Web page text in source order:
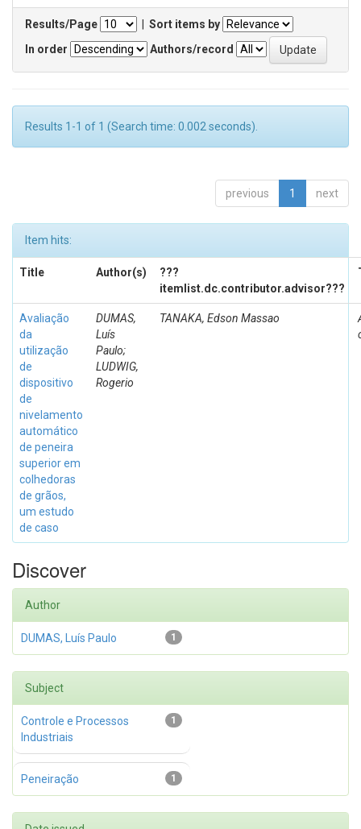
Results/Page
Sort items by
In order
Authors/record
Results 1-1 of 1 (Search time: 0.002 seconds).
previous 1 next
Item hits:
Title Author(s)
???
itemlist.dc.contributor.advisor???
Avaliação
da
utilização
de
dispositivo
de
nivelamento
automático
de peneira
superior em
colhedoras
de grãos,
um estudo
de caso
DUMAS,
Luís
Paulo;
LUDWIG,
Rogerio
TANAKA, Edson Massao
Discover
Author
1
DUMAS, Luís Paulo
Subject
1
Controle e Processos
Industriais
1
Peneiração